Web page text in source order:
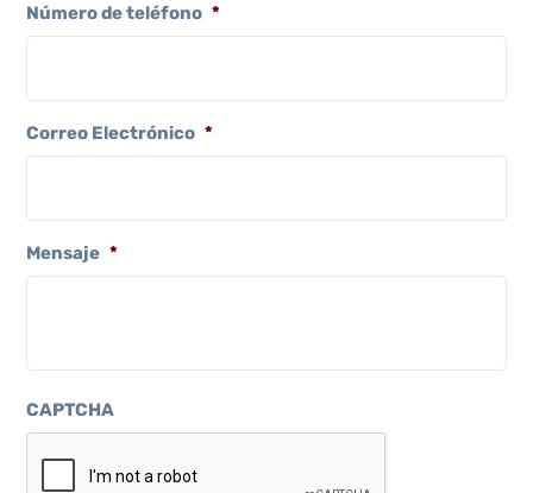
Número de teléfono *
Correo Electrónico *
Mensaje *
CAPTCHA